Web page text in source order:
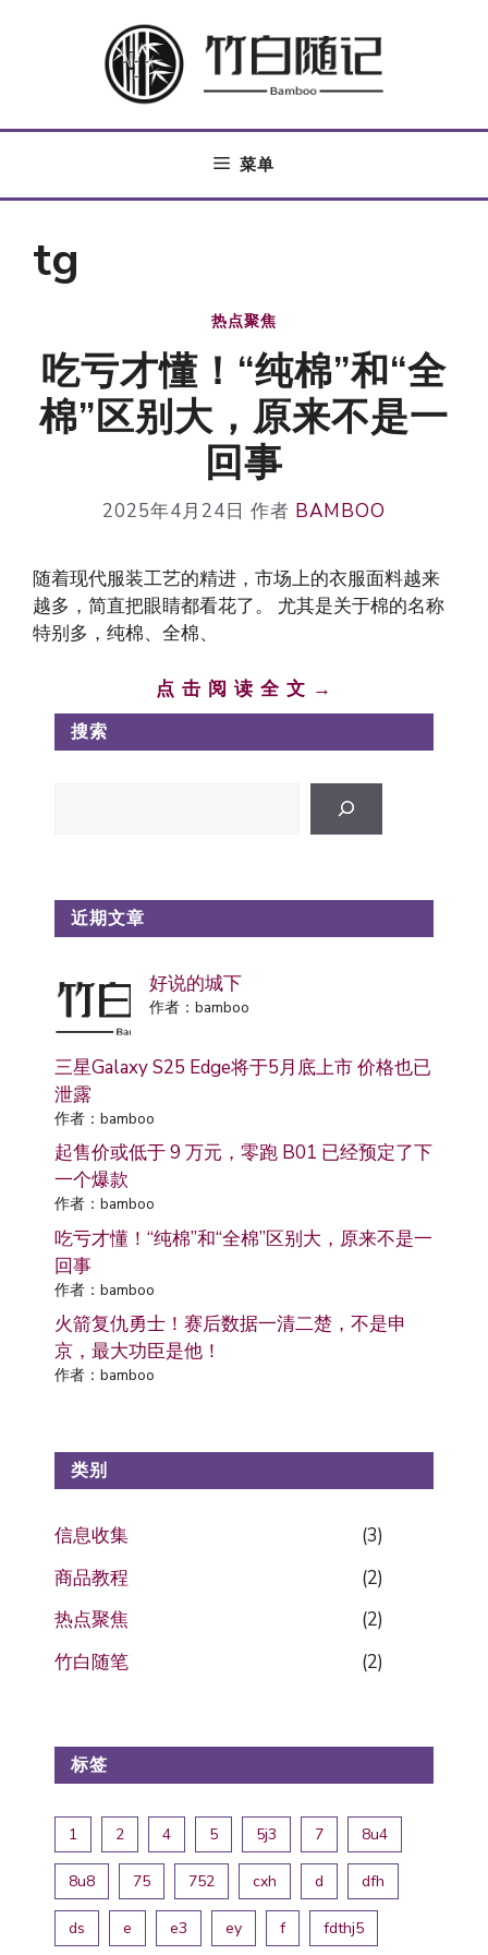
菜单
tg
热点聚焦
吃亏才懂！“纯棉”和“全
棉”区别大，原来不是一
回事
2025年4月24日 作者 BAMBOO
随着现代服装工艺的精进，市场上的衣服面料越来
越多，简直把眼睛都看花了。 尤其是关于棉的名称
特别多，纯棉、全棉、
点 击 阅 读 全 文 →
搜索
近期文章
好说的城下
作者：bamboo
三星Galaxy S25 Edge将于5月底上市 价格也已
泄露
作者：bamboo
起售价或低于 9 万元，零跑 B01 已经预定了下
一个爆款
作者：bamboo
吃亏才懂！“纯棉”和“全棉”区别大，原来不是一
回事
作者：bamboo
火箭复仇勇士！赛后数据一清二楚，不是申
京，最大功臣是他！
作者：bamboo
类别
信息收集
(3)
商品教程
(2)
热点聚焦
(2)
竹白随笔
(2)
标签
1 2 4 5 5j3 7 8u4
8u8 75 752 cxh d dfh
ds e e3 ey f fdthj5